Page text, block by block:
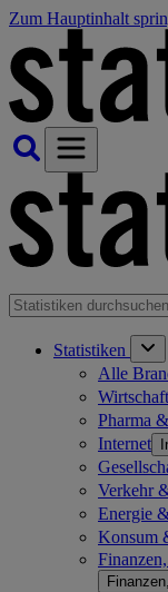
Zum Hauptinhalt
Statistiken
Alle
Pharma
Internet
Verkehr
Energie
Konsum